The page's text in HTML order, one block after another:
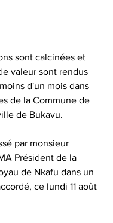
sont calcinées et
valeur sont rendus
d'un mois dans
de la Commune de
de Bukavu.
par monsieur
Président de la
de Nkafu dans un
ce lundi 11 août